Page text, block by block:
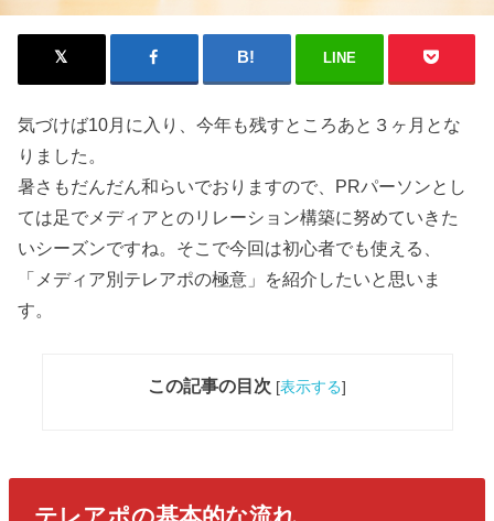
LINE
気づけば10月に入り、今年も残すところあと３ヶ月とな
りました。
暑さもだんだん和らいでおりますので、PRパーソンとし
ては足でメディアとのリレーション構築に努めていきた
いシーズンですね。そこで今回は初心者でも使える、
「メディア別テレアポの極意」を紹介したいと思いま
す。
この記事の目次 [表示する]
テレアポの基本的な流れ